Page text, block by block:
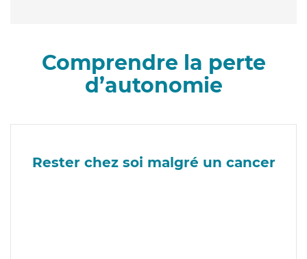
Comprendre la perte
d’autonomie
Rester chez soi malgré un cancer